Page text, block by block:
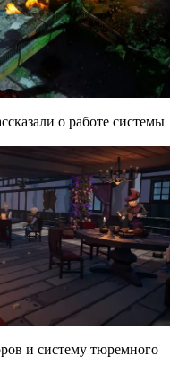
о работе системы
и систему тюремного